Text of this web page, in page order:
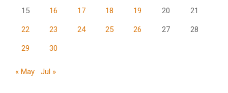
15 16 17 18 19 20 21
22 23 24 25 26 27 28
29 30
« May Jul »